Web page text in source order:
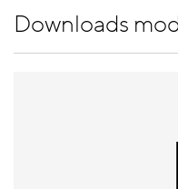
Downloads